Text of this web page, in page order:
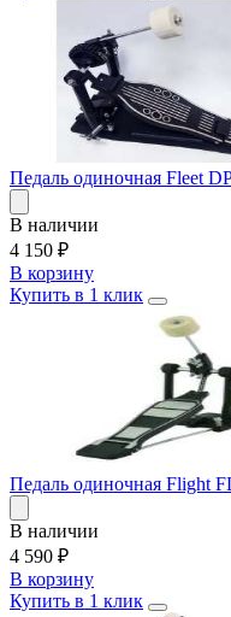
Педаль одиночная Fleet
В наличии
4 150 ₽
В корзину
Купить в 1 клик
Педаль одиночная Flight
В наличии
4 590 ₽
В корзину
Купить в 1 клик